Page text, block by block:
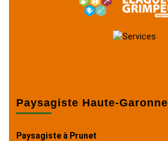
Paysagiste Haute-Garonne
Paysagiste à Prunet